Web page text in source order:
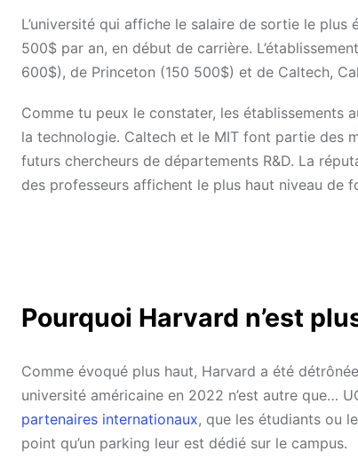
L’université qui affiche le salaire de sortie le
500$ par an, en début de carrière.
600$), de Princeton (150 500$) et de Caltech,
Comme tu peux le constater, les établissements
la technologie. Caltech et le MIT font partie des
futurs chercheurs de départements R&D. La
des professeurs affichent le plus haut niveau de
Pourquoi Harvard n’est
Comme évoqué plus haut, Harvard a été
université américaine en 2022 n’est autre que…
partenaires internationaux, que les étudiants ou
point qu’un parking leur est dédié sur le campus.